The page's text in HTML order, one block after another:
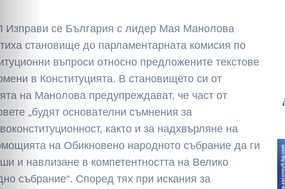
Изправи се България с лидер Мая Манолова
становище до парламентарната комисия по
въпроси относно предложените текстове
в Конституцията. В становището си от
на Манолова предупреждават, че част от
„будят основателни съмнения за
както и за надхвърляне на
на Обикновено народното събрание да ги
и навлизане в компетентността на Велико
събрание“. Според тях при искания за